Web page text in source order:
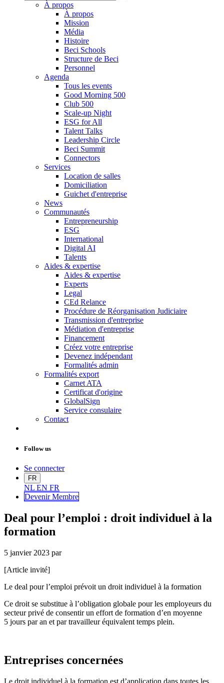
À propos
À propos
Mission
Média
Histoire
Beci Schools
Structure de Beci
Personnel
Agenda
Tous les events
Good Morning 500
Club 500
Scale-up Night
ESG for All
Talent Talks
Leadership Circle
Beci Summit
Connectors
Services
Location de salles
Domiciliation
Guichet d'entreprise
News
Communautés
Entrepreneurship
ESG
International
Digital AI
Talents
Aides & expertise
Aides & expertise
Experts
Legal
CEd Relance
Procédure de Réorganisation Judiciaire
Transmission d'entreprise
Médiation d'entreprise
Financement
Créez votre entreprise
Devenez indépendant
Formalités admin
Formalités export
Carnet ATA
Certificat d'origine
GlobalSign
Service consulaire
Contact
Follow us
Se connecter
FR
NL EN FR
Devenir Membre
Deal pour l’emploi : droit individuel à la
formation
5 janvier 2023 par
[Article invité]
Le deal pour l’emploi prévoit un droit individuel à la formation
Ce droit se substitue à l’obligation globale pour les employeurs du
secteur privé de consentir un effort de formation d’en moyenne
5 jours par an et par travailleur équivalent temps plein.
Entreprises concernées
Le droit individuel à la formation est d’application dans toutes les